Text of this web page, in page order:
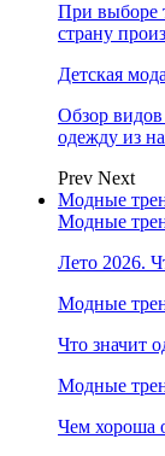
При выборе
страну
Детская мода
Обзор
одежду из
Prev Next
Модные
Модные
Лето 2026.
Модные
Что значит
Модные
Чем хороша